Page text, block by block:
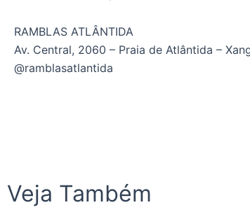
RAMBLAS ATLÂNTIDA
Av. Central, 2060 – Praia de Atlântida –
@ramblasatlantida
Veja Também